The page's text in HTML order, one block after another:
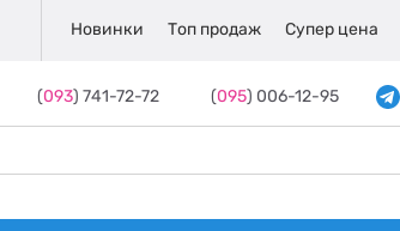
Новинки Топ продаж Супер цена
(093) 741-72-72 (095) 006-12-95